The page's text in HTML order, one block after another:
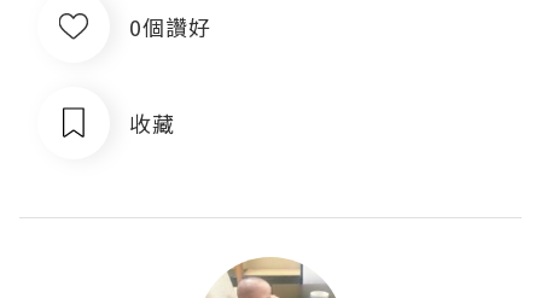
0個讚好
收藏